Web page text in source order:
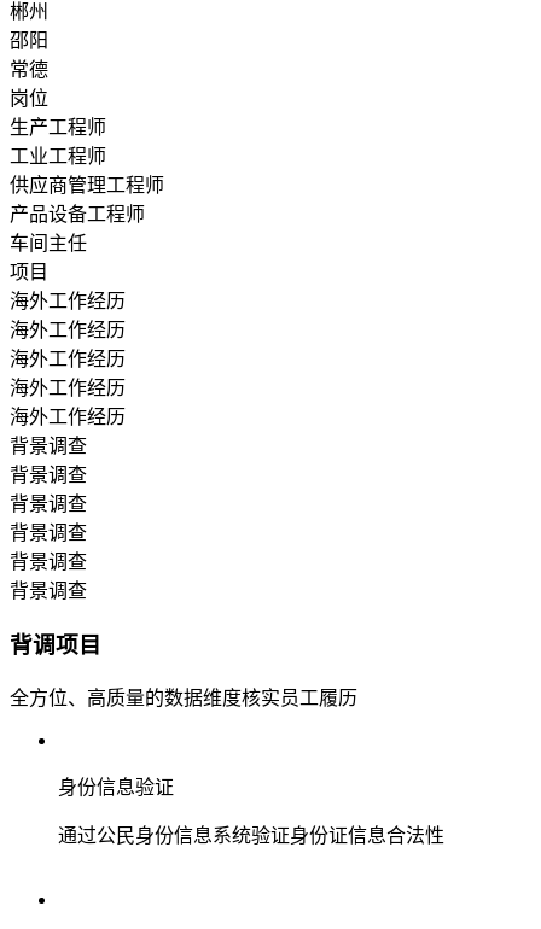
郴州
邵阳
常德
岗位
生产工程师
工业工程师
供应商管理工程师
产品设备工程师
车间主任
项目
海外工作经历
海外工作经历
海外工作经历
海外工作经历
海外工作经历
背景调查
背景调查
背景调查
背景调查
背景调查
背景调查
背调项目
全方位、高质量的数据维度核实员工履历
身份信息验证
通过公民身份信息系统验证身份证信息合法性